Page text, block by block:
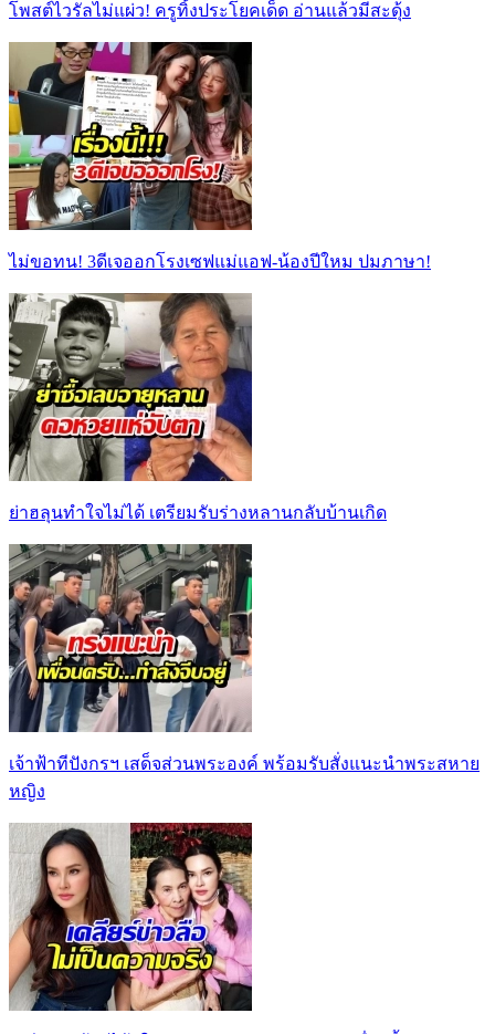
โพสต์ไวรัลไม่แผ่ว! ครูทิ้งประโยคเด็ด อ่านแล้วมีสะดุ้ง
ไม่ขอทน! 3ดีเจออกโรงเซฟแม่แอฟ-น้องปีใหม ปมภาษา!
ย่าฮลุนทำใจไม่ได้ เตรียมรับร่างหลานกลับบ้านเกิด
เจ้าฟ้าทีปังกรฯ เสด็จส่วนพระองค์ พร้อมรับสั่งแนะนำพระสหาย
หญิง